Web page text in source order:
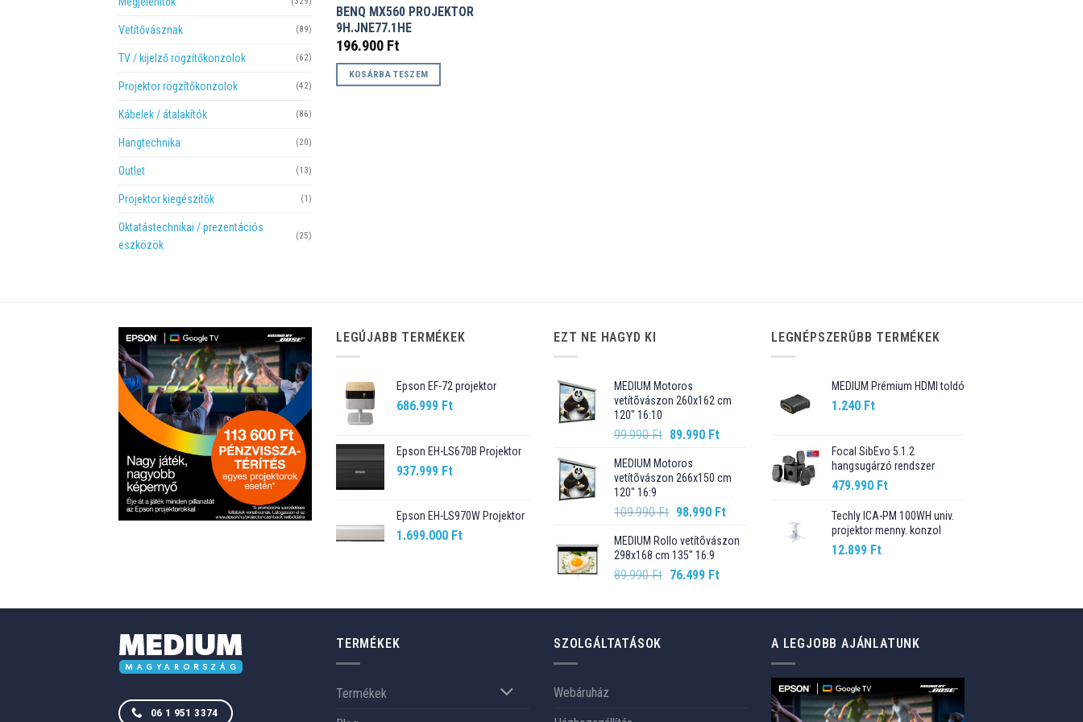
Vetítővásznak (89)
TV / kijelző rögzítőkonzolok (62)
Projektor rögzítőkonzolok (42)
Kábelek / átalakítók (86)
Hangtechnika (20)
Outlet (13)
Projektor kiegészítők (1)
Oktatástechnikai / prezentációs
eszközök
(25)
BENQ MX560 PROJEKTOR
9H.JNE77.1HE
196.900 Ft
KOSÁRBA TESZEM
LEGÚJABB TERMÉKEK
Epson EF-72 projektor
686.999 Ft
Epson EH-LS670B Projektor
937.999 Ft
Epson EH-LS970W Projektor
1.699.000 Ft
EZT NE HAGYD KI
MEDIUM Motoros
vetítõvászon 260x162 cm
120" 16:10
99.990Ft Original
was:
99.990 Ft.
89.990 FtCurrent
89.990 Ft.
MEDIUM Motoros
vetítõvászon 266x150 cm
120" 16:9
109.990Ft Original
was:
109.990 Ft.
98.990 FtCurrent
is:
MEDIUM Rollo vetítõvászon
298x168 cm 135" 16:9
89.990Ft Original
was:
76.499 FtCurrent
is:
LEGNÉPSZERŰBB TERMÉKEK
MEDIUM Prémium HDMI toldó
1.240 Ft
Focal SibEvo 5.1.2
hangsugárzó rendszer
479.990 Ft
Techly ICA-PM 100WH univ.
projektor menny. konzol
12.899 Ft
06 1 951 3374
TERMÉKEK
Termékek
SZOLGÁLTATÁSOK
Webáruház
A LEGJOBB AJÁNLATUNK